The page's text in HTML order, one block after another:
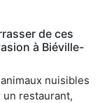
de ces
à Biéville-
nuisibles
restaurant,